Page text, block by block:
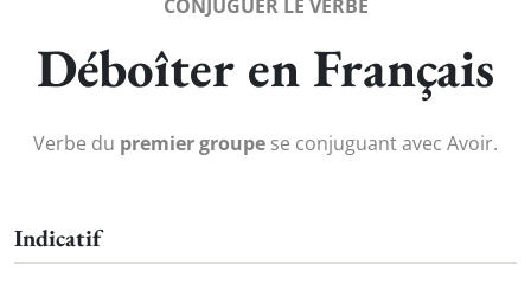
CONJUGUER LE VERBE
Déboîter en Français
Verbe du premier groupe se conjuguant avec Avoir.
Indicatif